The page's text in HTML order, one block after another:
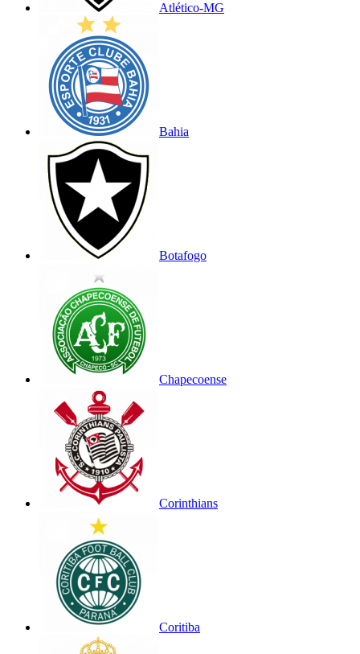
Atlético-MG
Bahia
Botafogo
Chapecoense
Corinthians
Coritiba